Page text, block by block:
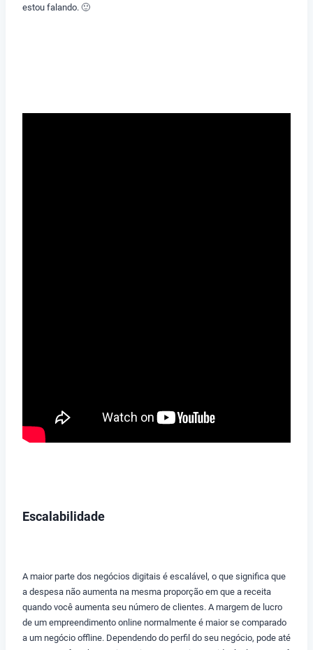
estou falando. 🙂
Escalabilidade
A maior parte dos negócios digitais é escalável, o que significa que
a despesa não aumenta na mesma proporção em que a receita
quando você aumenta seu número de clientes. A margem de lucro
de um empreendimento online normalmente é maior se comparado
a um negócio offline. Dependendo do perfil do seu negócio, pode até